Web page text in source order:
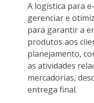
A logística para
gerenciar e
para garantir a
produtos aos
planejamento,
as atividades
mercadorias,
entrega final.